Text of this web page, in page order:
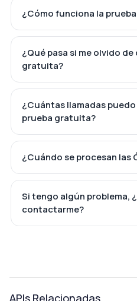
¿Cómo funciona la
¿Qué pasa si me olvido
gratuita?
¿Cuántas llamadas
prueba gratuita?
¿Cuándo se procesan las
Si tengo algún problema,
contactarme?